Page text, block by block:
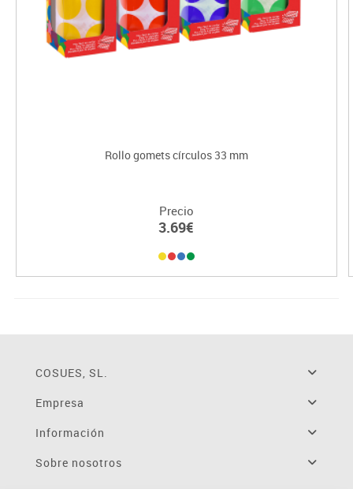
Rollo gomets círculos 33 mm
Precio
3.69€
COSUES, SL.
Empresa
Información
Sobre nosotros